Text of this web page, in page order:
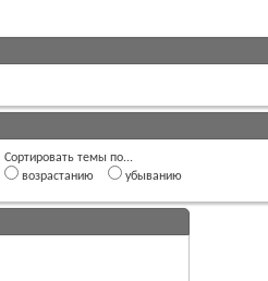
Сортировать темы по...
возрастанию
убыванию